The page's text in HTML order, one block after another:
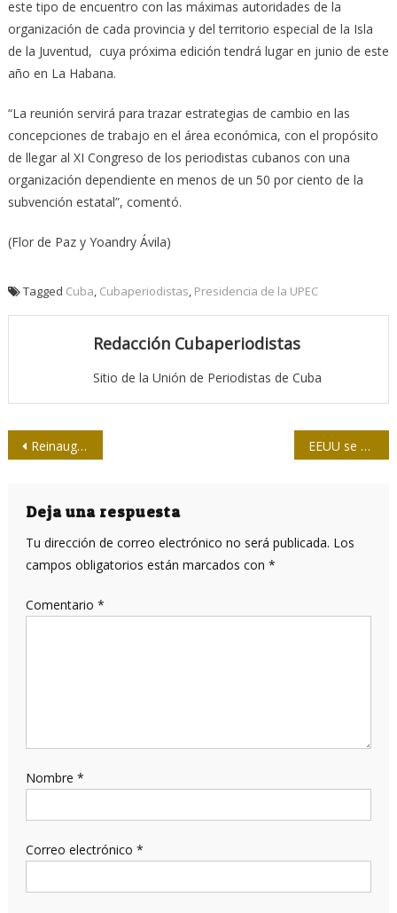
este tipo de encuentro con las máximas autoridades de la
organización de cada provincia y del territorio especial de la Isla
de la Juventud, cuya próxima edición tendrá lugar en junio de este
año en La Habana.
“La reunión servirá para trazar estrategias de cambio en las
concepciones de trabajo en el área económica, con el propósito
de llegar al XI Congreso de los periodistas cubanos con una
organización dependiente en menos de un 50 por ciento de la
subvención estatal”, comentó.
(Flor de Paz y Yoandry Ávila)
Tagged Cuba, Cubaperiodistas, Presidencia de la UPEC
Redacción Cubaperiodistas
Sitio de la Unión de Periodistas de Cuba
Navegación
entradas
Reinauguran emisora local en la Ciénaga de Zapata EEUU se perjudicará a sí mismo con nuevas sanciones a Cuba, según analista
Deja una respuesta
Tu dirección de correo electrónico no será publicada. Los
campos obligatorios están marcados con *
Comentario *
Nombre *
Correo electrónico *